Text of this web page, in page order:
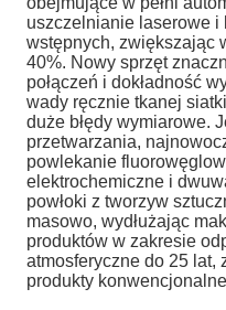
uszczelnianie laserowe i
wstępnych, zwiększając
40%. Nowy sprzęt
połączeń i dokładność
wady ręcznie tkanej
duże błędy wymiarowe.
przetwarzania,
powlekanie
elektrochemiczne i
powłoki z tworzyw
masowo, wydłużając
produktów w zakresie
atmosferyczne do 25 lat,
produkty